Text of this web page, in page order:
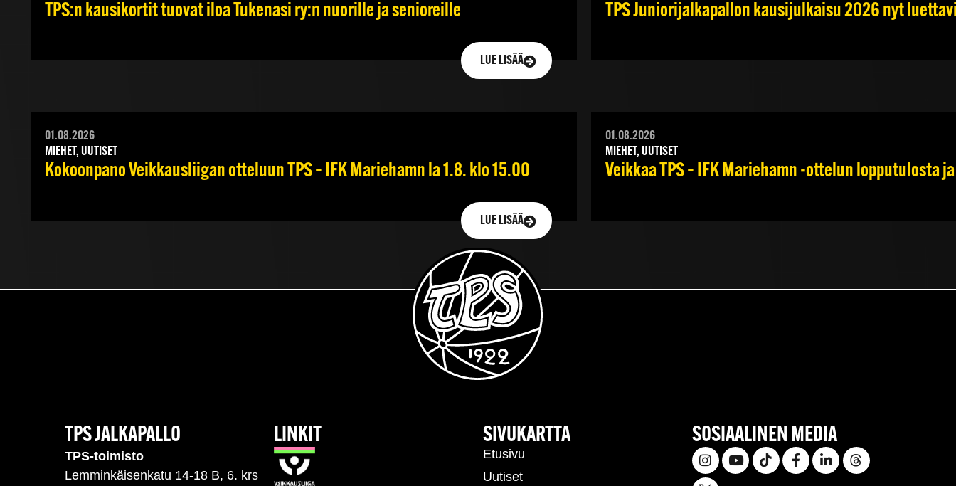
TPS:n kausikortit tuovat iloa Tukenasi ry:n nuorille ja senioreille
LUE LISÄÄ
TPS Juniorijalkapallon kausijulkaisu 2026 nyt
01.08.2026
MIEHET, UUTISET
Kokoonpano Veikkausliigan otteluun TPS – IFK Mariehamn la 1.8. klo 15.00
LUE LISÄÄ
01.08.2026
MIEHET, UUTISET
Veikkaa TPS – IFK Mariehamn -ottelun lopputulosta
TPS JALKAPALLO
TPS-toimisto
Lemminkäisenkatu 14-18 B, 6. krs
LINKIT SIVUKARTTA
Etusivu
Uutiset
SOSIAALINEN MEDIA